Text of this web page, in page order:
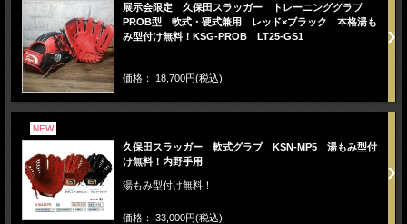
展示会限定 久保田スラッガー トレーニンググラブ
PROB型 軟式・硬式兼用 レッド×ブラック 本格湯も
み型付け無料！KSG-PROB LT25-GS1
価格： 18,700円(税込)
NEW
久保田スラッガー 軟式グラブ KSN-MP5 湯もみ型付
け無料！内野手用
湯もみ型付け無料！
価格： 33,000円(税込)